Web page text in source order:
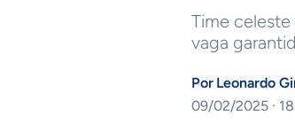
Time
vaga
Por Leonardo
09/02/2025 ·